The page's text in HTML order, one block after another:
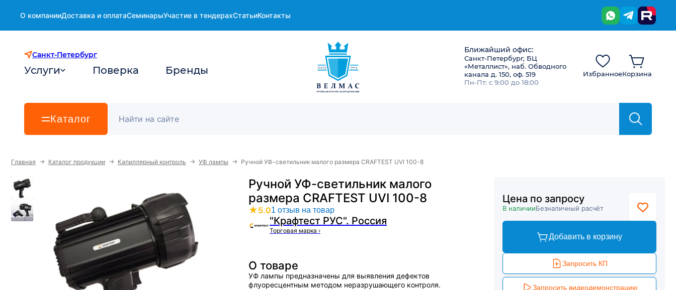
О компанииДоставка и оплатаСеминарыУчастие в тендерахСтатьиКонтакты
Санкт-Петербург
Услуги Поверка Бренды
Ближайший офис:
Санкт-Петербург, БЦ
«Металлист», наб. Обводного
канала д. 150, оф. 519
Пн-Пт: с 9:00 до 18:00
ИзбранноеКорзина
Каталог
Главная → Каталог продукции → Капиллярный контроль → УФ лампы → Ручной УФ-светильник малого размера CRAFTEST UVI 100-8
Ручной УФ-светильник малого
размера CRAFTEST UVI 100-8
★5.01 отзыв на товар
"Крафтест РУС". Россия
Торговая марка ›
О товаре
УФ лампы предназначены для выявления дефектов
флуоресцентным методом неразрушающего контроля.
Цена по запросу
В наличииБезналичный расчёт
Добавить в корзину
Запросить КП
Запросить видеодемонстрацию